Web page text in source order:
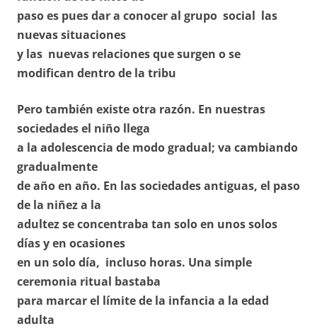
paso es pues dar a conocer al grupo social las
nuevas situaciones
y las nuevas relaciones que surgen o se
modifican dentro de la tribu
Pero también existe otra razón. En nuestras
sociedades el niño llega
a la adolescencia de modo gradual; va cambiando
gradualmente
de año en año. En las sociedades antiguas, el paso
de la niñez a la
adultez se concentraba tan solo en unos solos
días y en ocasiones
en un solo día, incluso horas. Una simple
ceremonia ritual bastaba
para marcar el límite de la infancia a la edad
adulta